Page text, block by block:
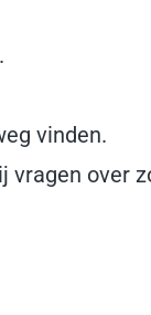
vinden.
vragen over